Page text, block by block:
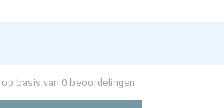
op basis van 0 beoordelingen